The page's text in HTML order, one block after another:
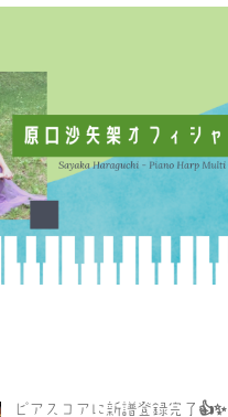
ピアスコアに新譜登録完了👍✨